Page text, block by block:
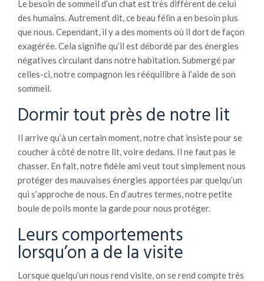
Le besoin de sommeil d’un chat est très différent de celui
des humains. Autrement dit, ce beau félin a en besoin plus
que nous. Cependant, il y a des moments où il dort de façon
exagérée. Cela signifie qu’il est débordé par des énergies
négatives circulant dans notre habitation. Submergé par
celles-ci, notre compagnon les rééquilibre à l’aide de son
sommeil.
Dormir tout près de notre lit
Il arrive qu’à un certain moment, notre chat insiste pour se
coucher à côté de notre lit, voire dedans. Il ne faut pas le
chasser. En fait, notre fidèle ami veut tout simplement nous
protéger des mauvaises énergies apportées par quelqu’un
qui s’approche de nous. En d’autres termes, notre petite
boule de poils monte la garde pour nous protéger.
Leurs comportements
lorsqu’on a de la visite
Lorsque quelqu’un nous rend visite, on se rend compte très